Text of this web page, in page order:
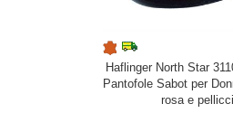
Haflinger North Star
Pantofole Sabot per
rosa e